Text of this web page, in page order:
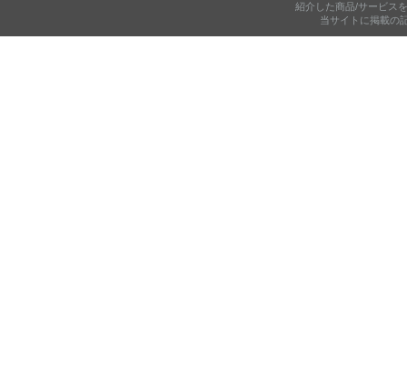
紹介した商品/サービス
当サイトに掲載の